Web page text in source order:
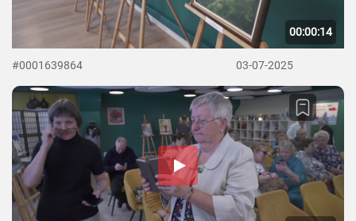
00:00:14
#0001639864 03-07-2025